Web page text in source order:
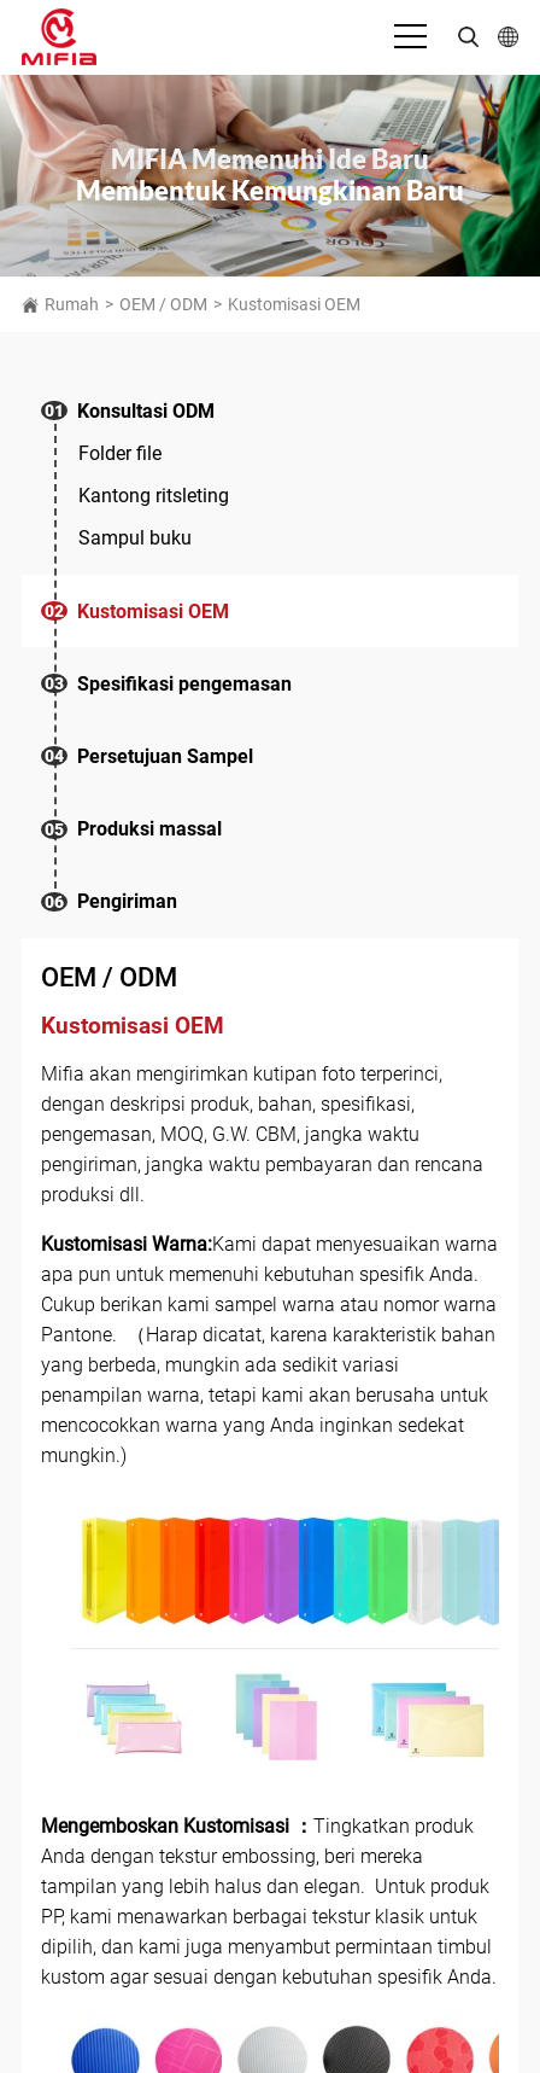
Bahasa Indonesia
English
بالعربية
Deutsch
MIFIA Memenuhi Ide Baru
Membentuk Kemungkinan Baru
Rumah > OEM / ODM > Kustomisasi OEM
01
Konsultasi ODM
Folder file
Kantong ritsleting
Sampul buku
02 Kustomisasi OEM
03 Spesifikasi pengemasan
04 Persetujuan Sampel
05 Produksi massal
06 Pengiriman
OEM / ODM
Kustomisasi OEM
Mifia akan mengirimkan kutipan foto terperinci,
dengan deskripsi produk, bahan, spesifikasi,
pengemasan, MOQ, G.W. CBM, jangka waktu
pengiriman, jangka waktu pembayaran dan rencana
produksi dll.
Kustomisasi Warna:Kami dapat menyesuaikan warna
apa pun untuk memenuhi kebutuhan spesifik Anda.
Cukup berikan kami sampel warna atau nomor warna
Pantone. （Harap dicatat, karena karakteristik bahan
yang berbeda, mungkin ada sedikit variasi
penampilan warna, tetapi kami akan berusaha untuk
mencocokkan warna yang Anda inginkan sedekat
mungkin.)
Mengemboskan Kustomisasi ：Tingkatkan produk
Anda dengan tekstur embossing, beri mereka
tampilan yang lebih halus dan elegan. Untuk produk
PP, kami menawarkan berbagai tekstur klasik untuk
dipilih, dan kami juga menyambut permintaan timbul
kustom agar sesuai dengan kebutuhan spesifik Anda.